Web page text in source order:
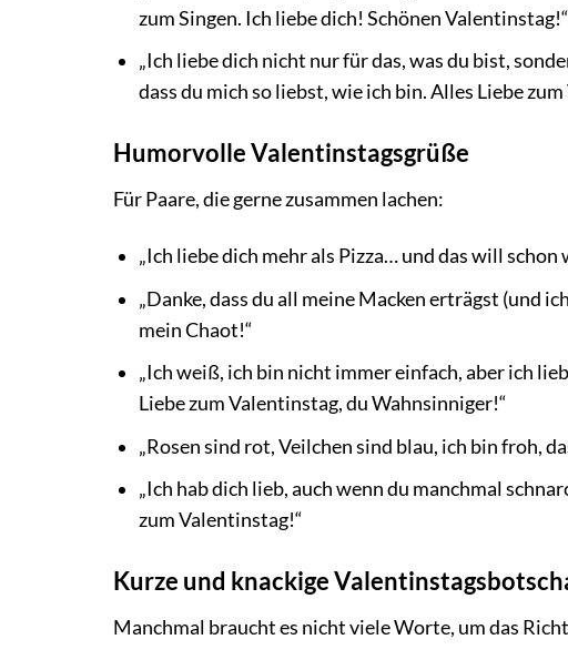
zum Singen. Ich liebe dich! Schönen Valentinstag!“
„Ich liebe dich nicht nur für das, was du bist,
dass du mich so liebst, wie ich bin. Alles Liebe
Humorvolle Valentinstagsgrüße
Für Paare, die gerne zusammen lachen:
„Ich liebe dich mehr als Pizza… und das will
„Danke, dass du all meine Macken erträgst (und
mein Chaot!“
„Ich weiß, ich bin nicht immer einfach, aber ich
Liebe zum Valentinstag, du Wahnsinniger!“
„Rosen sind rot, Veilchen sind blau, ich bin froh,
„Ich hab dich lieb, auch wenn du manchmal
zum Valentinstag!“
Kurze und knackige
Manchmal braucht es nicht viele Worte, um das